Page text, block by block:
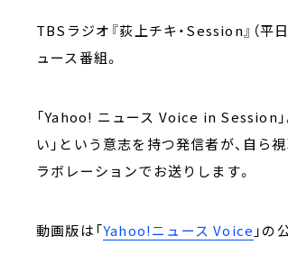
TBSラジオ『荻上チキ・Session』（
ュース番組。
「Yahoo! ニュース Voice in Session」
い」という意志を持つ発信者が、自ら
ラボレーションでお送りします。
動画版は「Yahoo!ニュース Voice 」の